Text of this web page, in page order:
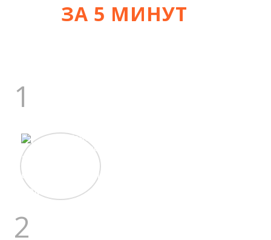
ЗА 5 МИНУТ
1
Константин
Сергеевич
строит дома
2